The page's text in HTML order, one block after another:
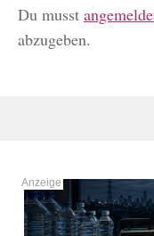
Du musst
abzugeben.